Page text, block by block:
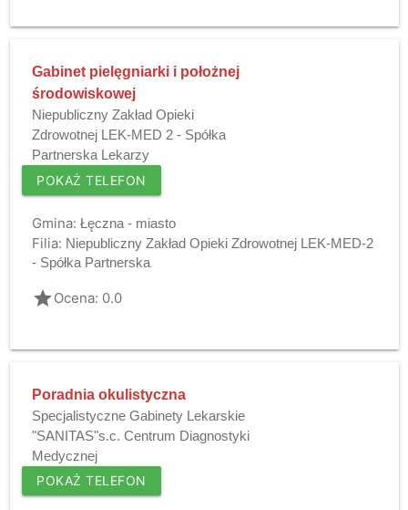
Gabinet pielęgniarki i położnej
środowiskowej
Niepubliczny Zakład Opieki
Zdrowotnej LEK-MED 2 - Spółka
Partnerska Lekarzy
POKAŻ TELEFON
Gmina: Łęczna - miasto
Filia: Niepubliczny Zakład Opieki Zdrowotnej LEK-MED-2
- Spółka Partnerska
gradeOcena: 0.0
Poradnia okulistyczna
Specjalistyczne Gabinety Lekarskie
"SANITAS"s.c. Centrum Diagnostyki
Medycznej
POKAŻ TELEFON